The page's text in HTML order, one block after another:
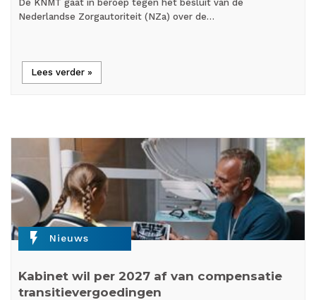
De KNMT gaat in beroep tegen het besluit van de
Nederlandse Zorgautoriteit (NZa) over de…
Lees verder »
flash_on Nieuws
Kabinet wil per 2027 af van compensatie
transitievergoedingen